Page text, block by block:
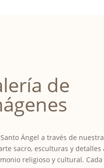
de
Ángel a través de
sacro, esculturas y
religioso y cultural.